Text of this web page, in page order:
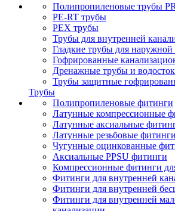
Полипропиленовые трубы
PE-RT трубы
PEX трубы
Трубы для внутренней
Гладкие трубы для наружной
Гофрированные
Дренажные трубы и водосток
Трубы защитные
Трубы
Полипропиленовые фитинги
Латунные компрессионные
Латунные аксиальные
Латунные резьбовые фитинги
Чугунные оцинкованные
Аксиальные PPSU фитинги
Компрессионные фитинги
Фитинги для внутренней
Фитинги для внутренней
Фитинги для внутренней